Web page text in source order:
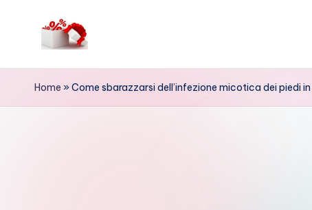
م
ر
Home »Come sbarazzarsi dell’infezione micotica dei piedi